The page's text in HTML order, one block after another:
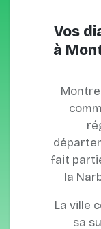
Vos
à
fait
la
La ville
sa